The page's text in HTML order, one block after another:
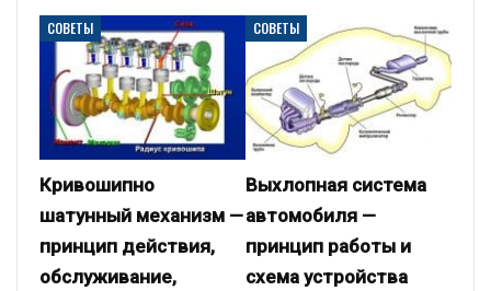
СОВЕТЫ
Кривошипно
шатунный механизм —
принцип действия,
обслуживание,
СОВЕТЫ
Выхлопная система
автомобиля —
принцип работы и
схема устройства